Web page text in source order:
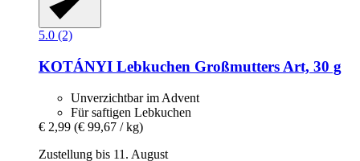
5.0 (2)
KOTÁNYI Lebkuchen Großmutters Art, 30 g
Unverzichtbar im Advent
Für saftigen Lebkuchen
€ 2,99 (€ 99,67 / kg)
Zustellung bis 11. August